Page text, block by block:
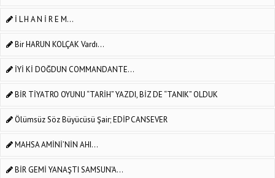
İ L H A N İ R E M...
Bir HARUN KOLÇAK Vardı...
İYİ Kİ DOĞDUN COMMANDANTE...
BİR TİYATRO OYUNU “TARİH” YAZDI, BİZ DE “TANIK” OLDUK
Ölümsüz Söz Büyücüsü Şair; EDİP CANSEVER
MAHSA AMİNİ’NİN AHI...
BİR GEMİ YANAŞTI SAMSUN'A...